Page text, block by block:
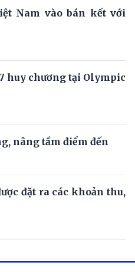
Nam vào bán kết với
huy chương tại Olympic
nâng tầm điểm đến
đặt ra các khoản thu,